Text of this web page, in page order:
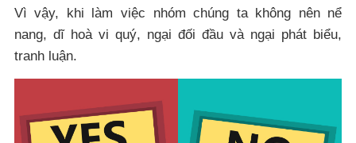
Vì vậy, khi làm việc nhóm chúng ta không nên nể
nang, dĩ hoà vi quý, ngại đối đầu và ngại phát biểu,
tranh luận.